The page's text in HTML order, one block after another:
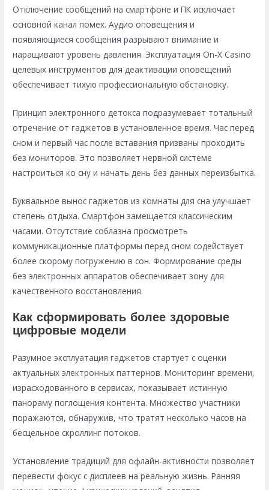
Отключение сообщений на смартфоне и ПК исключает
основной канал помех. Аудио оповещения и
появляющиеся сообщения разрывают внимание и
наращивают уровень давления. Эксплуатация On-X Casino
целевых инструментов для деактивации оповещений
обеспечивает тихую профессиональную обстановку.
Принцип электронного детокса подразумевает тотальный
отречение от гаджетов в установленное время. Час перед
сном и первый час после вставания призваны проходить
без мониторов. Это позволяет нервной системе
настроиться ко сну и начать день без данных переизбытка.
Буквальное вынос гаджетов из комнаты для сна улучшает
степень отдыха. Смартфон замещается классическим
часами. Отсутствие соблазна просмотреть
коммуникационные платформы перед сном содействует
более скорому погружению в сон. Формирование среды
без электронных аппаратов обеспечивает зону для
качественного восстановления.
Как сформировать более здоровые
цифровые модели
Разумное эксплуатация гаджетов стартует с оценки
актуальных электронных паттернов. Мониторинг времени,
израсходованного в сервисах, показывает истинную
панораму поглощения контента. Множество участники
поражаются, обнаружив, что тратят несколько часов на
бесцельное скроллинг потоков.
Установление традиций для офлайн-активности позволяет
перевести фокус с дисплеев на реальную жизнь. Ранняя